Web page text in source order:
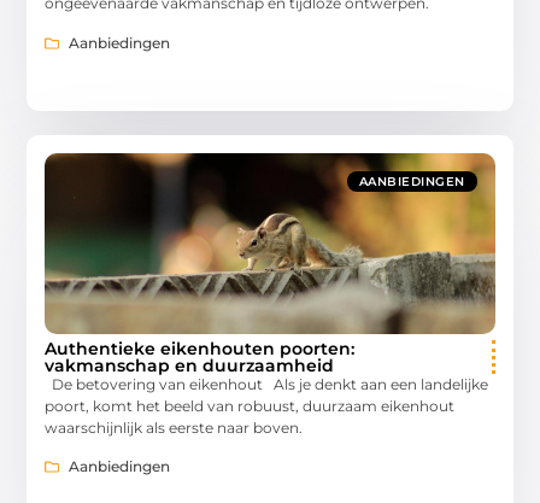
Aanbiedingen
AANBIEDINGEN
Authentieke eikenhouten poorten:
vakmanschap en duurzaamheid
De betovering van eikenhout Als je denkt aan een landelijke
poort, komt het beeld van robuust, duurzaam eikenhout
waarschijnlijk als eerste naar boven.
Aanbiedingen